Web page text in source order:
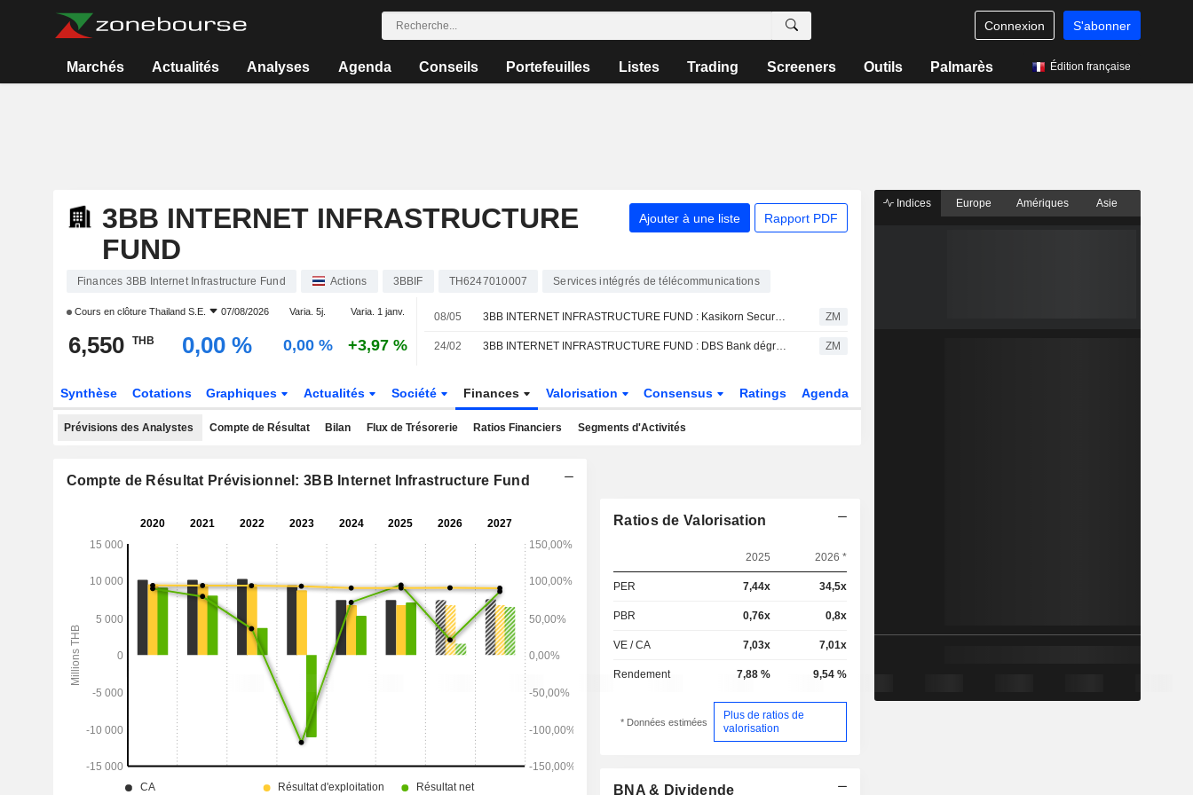
Connexion S'abonner
Marchés Actualités Analyses Agenda Conseils Portefeuilles Listes Trading Screeners Outils Palmarès Édition française
3BB INTERNET INFRASTRUCTURE
FUND
Ajouter à une liste Rapport PDF
Finances 3BB Internet Infrastructure Fund Actions 3BBIF TH6247010007 Services intégrés de télécommunications
Cours en clôture Thailand S.E. 07/08/2026 Varia. 5j. Varia. 1 janv.
6,550 THB 0,00 % 0,00 % +3,97 %
08/05 3BB INTERNET INFRASTRUCTURE FUND : Kasikorn Securities de neutre à vendeur sur le dossier ZM
24/02 3BB INTERNET INFRASTRUCTURE FUND : DBS Bank dégrade son opinion à neutre ZM
Synthèse Cotations Graphiques Actualités Société Finances Valorisation Consensus Ratings Agenda
Prévisions des Analystes Compte de Résultat Bilan Flux de Trésorerie Ratios Financiers Segments d'Activités
Compte de Résultat Prévisionnel: 3BB Internet Infrastructure Fund
Ratios de Valorisation
2025 2026 *
PER 7,44x 34,5x
PBR 0,76x 0,8x
VE / CA 7,03x 7,01x
Rendement 7,88 % 9,54 %
* Données estimées
Plus de ratios de
valorisation
BNA & Dividende
Indices Europe Amériques Asie